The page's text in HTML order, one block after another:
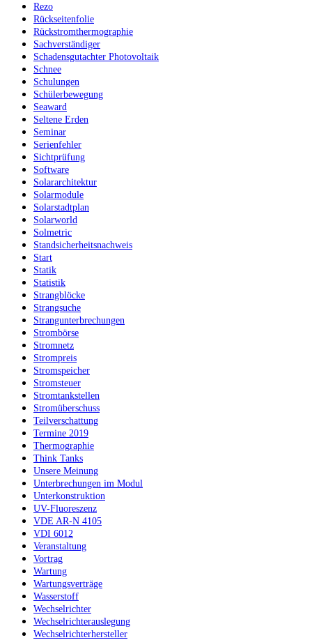
Rezo
Rückseitenfolie
Rückstromthermographie
Sachverständiger
Schadensgutachter Photovoltaik
Schnee
Schulungen
Schülerbewegung
Seaward
Seltene Erden
Seminar
Serienfehler
Sichtprüfung
Software
Solararchitektur
Solarmodule
Solarstadtplan
Solarworld
Solmetric
Standsicherheitsnachweis
Start
Statik
Statistik
Strangblöcke
Strangsuche
Strangunterbrechungen
Strombörse
Stromnetz
Strompreis
Stromspeicher
Stromsteuer
Stromtankstellen
Stromüberschuss
Teilverschattung
Termine 2019
Thermographie
Think Tanks
Unsere Meinung
Unterbrechungen im Modul
Unterkonstruktion
UV-Fluoreszenz
VDE AR-N 4105
VDI 6012
Veranstaltung
Vortrag
Wartung
Wartungsverträge
Wasserstoff
Wechselrichter
Wechselrichterauslegung
Wechselrichterhersteller